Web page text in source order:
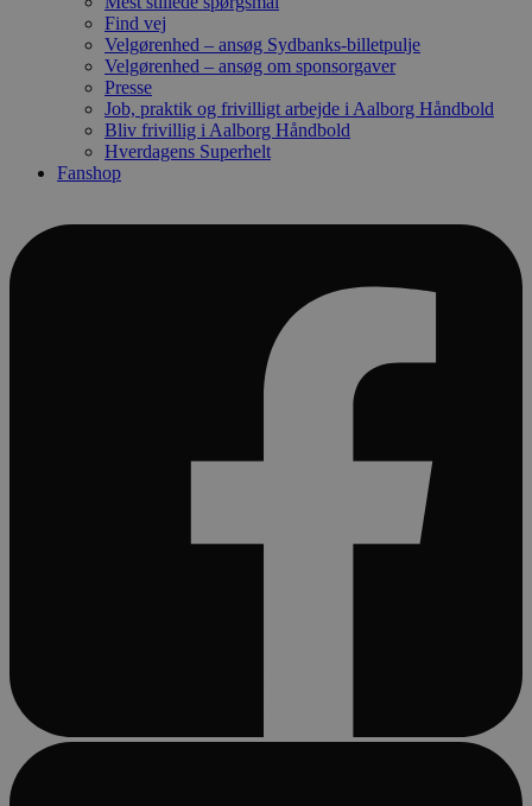
Find vej
Velgørenhed – ansøg Sydbanks-billetpulje
Velgørenhed – ansøg om sponsorgaver
Presse
Job, praktik og frivilligt arbejde i Aalborg Håndbold
Bliv frivillig i Aalborg Håndbold
Hverdagens Superhelt
Fanshop